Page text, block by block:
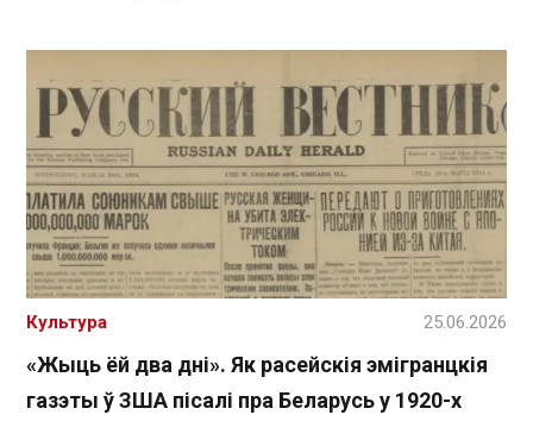
«Жыць ёй два дні». Як расейскія эмігранцкія
газэты ў ЗША пісалі пра Беларусь у 1920-х
Культура 25.06.2026